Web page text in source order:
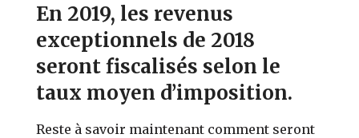
En 2019, les revenus
exceptionnels de 2018
seront fiscalisés selon le
taux moyen d’imposition.
Reste à savoir maintenant comment seront